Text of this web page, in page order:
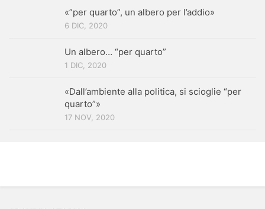
«”per quarto”, un albero per l’addio»
6 DIC, 2020
Un albero… “per quarto”
1 DIC, 2020
«Dall’ambiente alla politica, si scioglie “per
quarto”»
17 NOV, 2020